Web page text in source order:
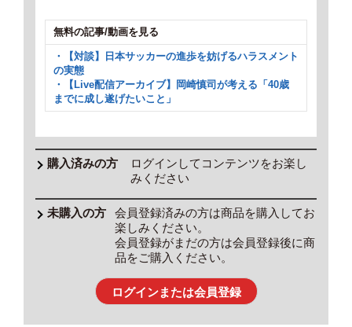
無料の記事/動画を見る
・【対談】日本サッカーの進歩を妨げるハラスメント
の実態
・【Live配信アーカイブ】岡崎慎司が考える「40歳
までに成し遂げたいこと」
ログインしてコンテンツをお楽し
みください
会員登録済みの方は商品を購入してお
楽しみください。
会員登録がまだの方は会員登録後に商
品をご購入ください。
ログインまたは会員登録